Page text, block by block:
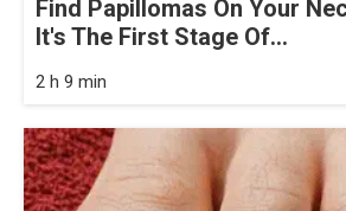
Find Papillomas On Your
It's The First Stage Of...
2 h 9 min